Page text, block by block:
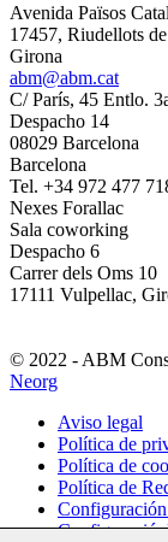
Avenida Països
17457, Riudellots
Girona
abm@abm.cat
C/ París, 45 Entlo.
Despacho 14
08029 Barcelona
Barcelona
Tel. +34 972 477
Nexes Forallac
Sala coworking
Despacho 6
Carrer dels Oms 10
17111 Vulpellac,
© 2022 - ABM
Neorg
Aviso legal
Política de
Política de
Política de
Configuració